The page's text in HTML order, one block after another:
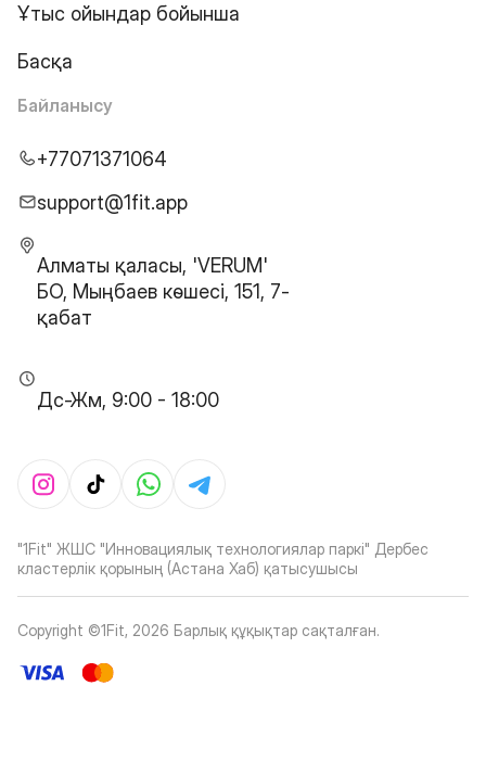
Ұтыс ойындар бойынша
Басқа
Байланысу
+77071371064
support@1fit.app
Алматы қаласы, 'VERUM'
БО, Мыңбаев көшесі, 151, 7-
қабат
Дс-Жм, 9:00 - 18:00
"1Fit" ЖШС "Инновациялық технологиялар паркі" Дербес
кластерлік қорының (Астана Хаб) қатысушысы
Copyright ©1Fit, 2026 Барлық құқықтар сақталған.